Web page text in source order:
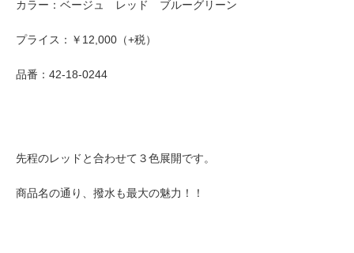
カラー：ベージュ レッド ブルーグリーン
プライス：￥12,000（+税）
品番：42-18-0244
先程のレッドと合わせて３色展開です。
商品名の通り、撥水も最大の魅力！！